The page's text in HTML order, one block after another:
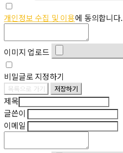
개인정보 수집 및 이용에 동의합니다.
이미지 업로드
비밀글로 지정하기
목록으로 가기 저장하기
제목
글쓴이
이메일